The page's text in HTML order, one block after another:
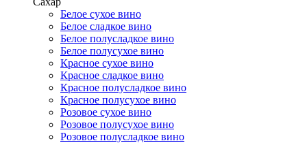
Белое сухое вино
Белое сладкое вино
Белое полусладкое вино
Белое полусухое вино
Красное сухое вино
Красное сладкое вино
Красное полусладкое вино
Красное полусухое вино
Розовое сухое вино
Розовое полусухое вино
Розовое полусладкое вино